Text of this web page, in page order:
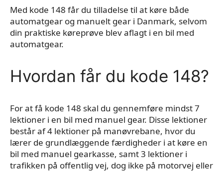
Med kode 148 får du tilladelse til at køre både
automatgear og manuelt gear i Danmark, selvom
din praktiske køreprøve blev aflagt i en bil med
automatgear.
Hvordan får du kode 148?
For at få kode 148 skal du gennemføre mindst 7
lektioner i en bil med manuel gear. Disse lektioner
består af 4 lektioner på manøvrebane, hvor du
lærer de grundlæggende færdigheder i at køre en
bil med manuel gearkasse, samt 3 lektioner i
trafikken på offentlig vej, dog ikke på motorvej eller